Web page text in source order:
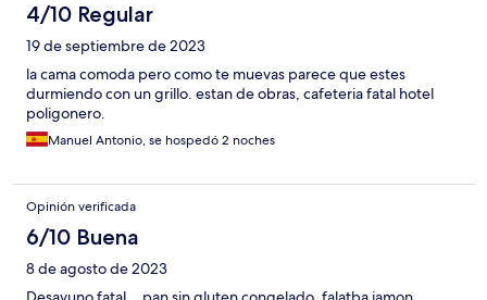
4/10 Regular
19 de septiembre de 2023
la cama comoda pero como te muevas parece que estes
durmiendo con un grillo. estan de obras, cafeteria fatal hotel
poligonero.
Manuel Antonio, se hospedó 2 noches
Opinión verificada
6/10 Buena
8 de agosto de 2023